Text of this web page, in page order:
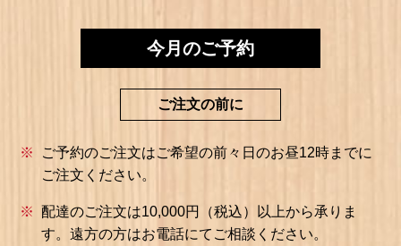
今月のご予約
ご注文の前に
ご予約のご注文はご希望の前々日のお昼12時までに
ご注文ください。
配達のご注文は10,000円（税込）以上から承りま
す。 遠方の方はお電話にてご相談ください。